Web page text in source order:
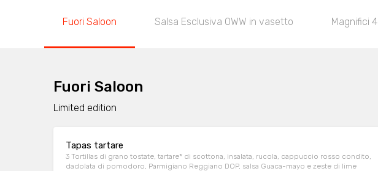
Fuori Saloon Salsa Esclusiva OWW in vasetto Magnifici 4
Fuori Saloon
Limited edition
Tapas tartare
3 Tortillas di grano tostate, tartare* di scottona, insalata, rucola, cappuccio rosso condito,
dadolata di pomodoro, Parmigiano Reggiano DOP, salsa Guaca-mayo e zeste di lime